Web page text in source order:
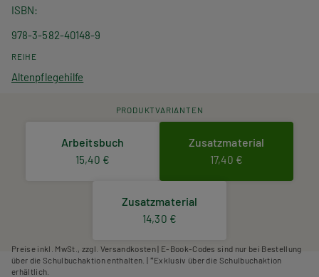
ISBN
978-3-582-40148-9
REIHE
Altenpflegehilfe
PRODUKTVARIANTEN
Arbeitsbuch
15,40 €
Zusatzmaterial
17,40 €
Zusatzmaterial
14,30 €
Preise inkl. MwSt., zzgl. Versandkosten | E-Book-Codes sind nur bei Bestellung
über die Schulbuchaktion enthalten. | *Exklusiv über die Schulbuchaktion
erhältlich.